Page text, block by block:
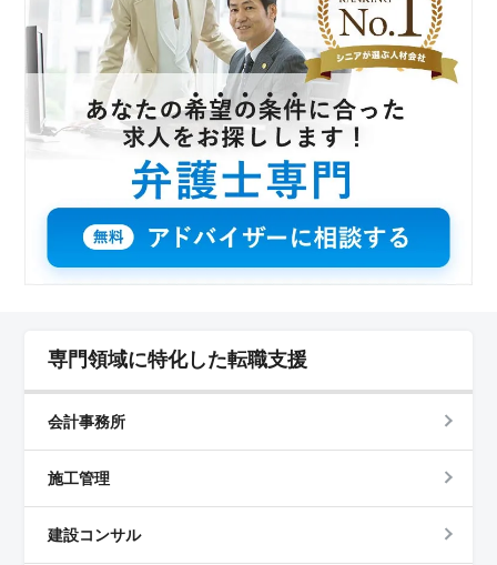
用して仕事に取り組めます。 ＜シニア世代活躍中
＞ 50代以降の方が活躍している職場です。これまでの
経験を活かして即戦力として働けます。社会保険も完備
されており、安心して仕事に専念できる環境が整ってい
ます。
専門領域に特化した転職支援
会計事務所
施工管理
建設コンサル